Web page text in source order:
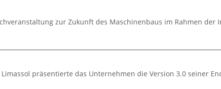
zur Zukunft des Maschinenbaus im Rahmen der
präsentierte das Unternehmen die Version 3.0 seiner